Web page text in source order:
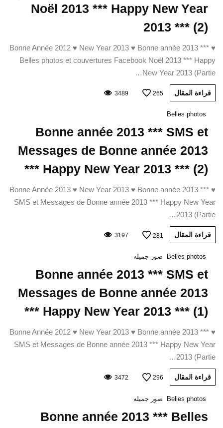
Noël 2013 *** Happy New Year
2013 *** (2)
♥ Bonne Année 2012 ♥ New Year 2013 ♥ Bonne année 2013 ***
Belles photos et couvertures Facebook Noël 2013 *** Happy
New Year 2013 (Partie…
قراءة المقال 265
3489
Belles photos
Bonne année 2013 *** SMS et
Messages de Bonne année 2013
*** Happy New Year 2013 *** (2)
♥ Bonne Année 2013 ♥ New Year 2013 ♥ Bonne année 2013 ***
SMS et Messages de Bonne année 2013 *** Happy New Year
2013 (Partie…
قراءة المقال 281
3197
Belles photos صور جميله
Bonne année 2013 *** SMS et
Messages de Bonne année 2013
*** Happy New Year 2013 *** (1)
♥ Bonne Année 2012 ♥ New Year 2013 ♥ Bonne année 2013 ***
SMS et Messages de Bonne année 2013 *** Happy New Year
2013 (Partie…
قراءة المقال 296
3472
Belles photos صور جميله
Bonne année 2013 *** Belles